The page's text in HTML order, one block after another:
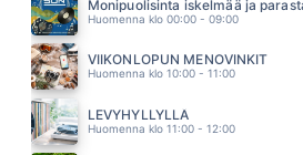
ANNA ABREU
12.25
JANNA
12.18
AKI SAMULI
12.09
Monipuolisinta iskelmää ja
Huomenna klo 00:00 - 09:00
VIIKONLOPUN MENOVINKIT
Huomenna klo 10:00 - 11:00
LEVYHYLLYLLÄ
Huomenna klo 11:00 - 12:00